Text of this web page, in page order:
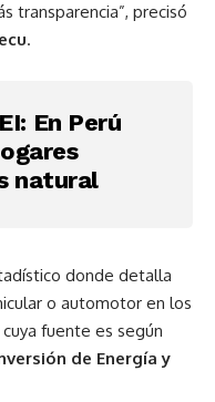
transparencia”, precisó
.
En Perú
natural
donde detalla
o automotor en los
fuente es según
de Energía y